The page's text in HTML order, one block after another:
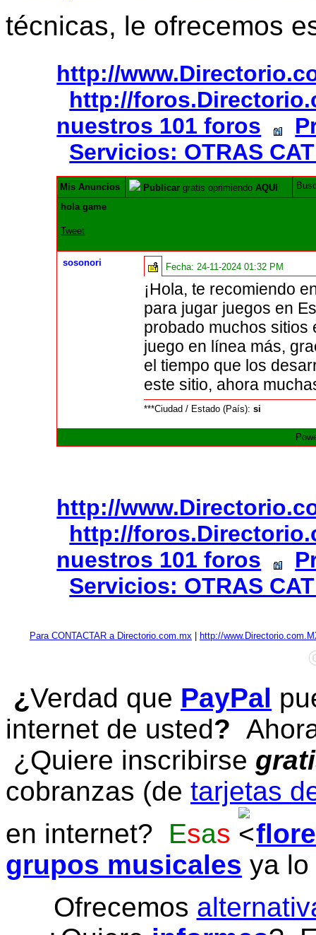
técnicas, le ofrecemos
http://
http://
nuestros 101 foros
Servicios: OTRAS
Mis Anuncios Publicar gratis oprimiendoAQUI
hola game
Tweet
sosonori Fecha:24-11-2024 01:32 PM
¡Hola, te recomiendo
para jugar juegos en
probado muchos sitios
juego en línea más,
el tiempo que los
este sitio, ahora
***Ciudad / Estado (País):si
http://
http://
nuestros 101 foros
Servicios: OTRAS
Para CONTACTAR a Directorio.com.mx http://
¿Verdad que PayPal
internet de usted?
¿Quiere inscribirse
cobranzas (de tarjetas
en internet? Esas
grupos musicales ya
Ofrecemos